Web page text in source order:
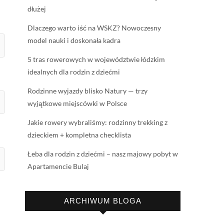
dłużej
Dlaczego warto iść na WSKZ? Nowoczesny
model nauki i doskonała kadra
5 tras rowerowych w województwie łódzkim
idealnych dla rodzin z dziećmi
Rodzinne wyjazdy blisko Natury — trzy
wyjątkowe miejscówki w Polsce
Jakie rowery wybraliśmy: rodzinny trekking z
dzieckiem + kompletna checklista
Łeba dla rodzin z dziećmi – nasz majowy pobyt w
Apartamencie Bulaj
ARCHIWUM BLOGA